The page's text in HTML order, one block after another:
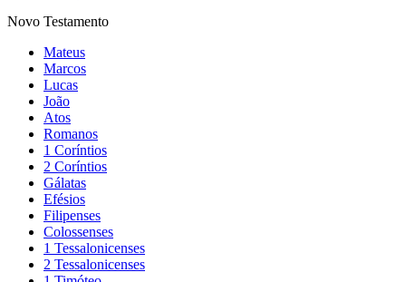
Novo Testamento
Mateus
Marcos
Lucas
João
Atos
Romanos
1 Coríntios
2 Coríntios
Gálatas
Efésios
Filipenses
Colossenses
1 Tessalonicenses
2 Tessalonicenses